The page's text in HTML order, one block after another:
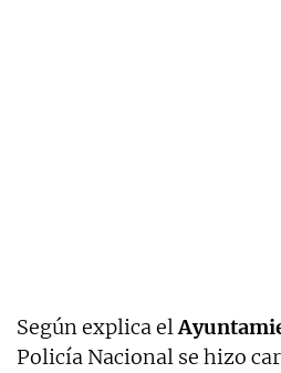
Según explica el
Policía Nacional se hizo